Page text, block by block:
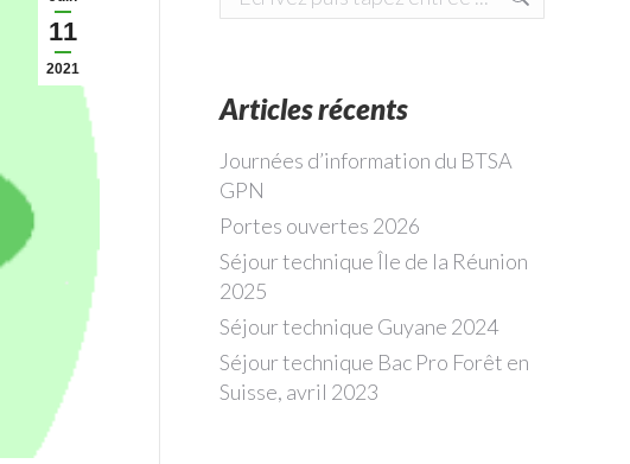
11
2021
Articles récents
Journées d’information du BTSA
GPN
Portes ouvertes 2026
Séjour technique Île de la Réunion
2025
Séjour technique Guyane 2024
Séjour technique Bac Pro Forêt en
Suisse, avril 2023